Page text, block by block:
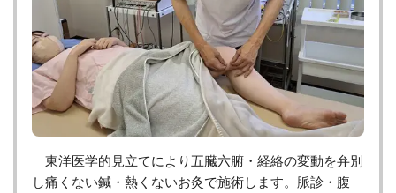
東洋医学的見立てにより五臓六腑・経絡の変動を弁別
し痛くない鍼・熱くないお灸で施術します。脈診・腹